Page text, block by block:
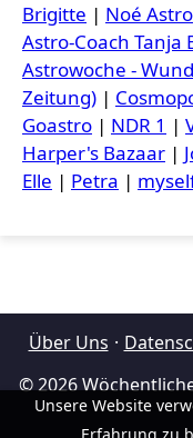
Brigitte | Noé Astro
Astro-Coach Tanja
Astrowoche -
Zeitung) |
Goastro | NDR 1 |
Harper's Bazaar |
Elle | Petra |
Über Uns ·
© 2026
Unsere Website